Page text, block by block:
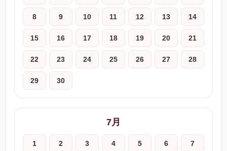
8 9 10 11 12 13 14
15 16 17 18 19 20 21
22 23 24 25 26 27 28
29 30
7月
1 2 3 4 5 6 7